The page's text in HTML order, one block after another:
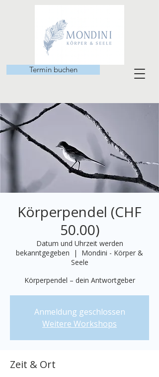
Termin buchen
Körperpendel (CHF
50.00)
Datum und Uhrzeit werden
bekanntgegeben
  |
Mondini - Körper &
Seele
Körperpendel – dein Antwortgeber
Anmeldung geschlossen
Weitere Workshops
Zeit & Ort